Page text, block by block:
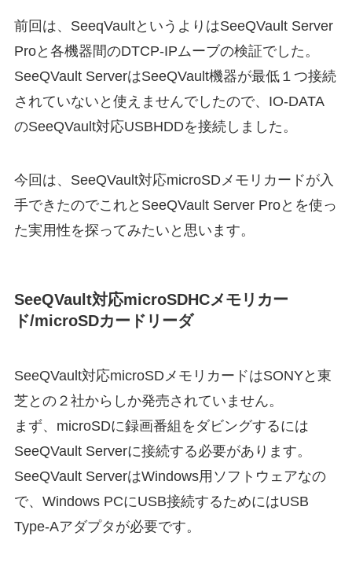
前回は、SeeqVaultというよりはSeeQVault Server
Proと各機器間のDTCP-IPムーブの検証でした。
SeeQVault ServerはSeeQVault機器が最低１つ接続
されていないと使えませんでしたので、IO-DATA
のSeeQVault対応USBHDDを接続しました。
今回は、SeeQVault対応microSDメモリカードが入
手できたのでこれとSeeQVault Server Proとを使っ
た実用性を探ってみたいと思います。
SeeQVault対応microSDHCメモリカー
ド/microSDカードリーダ
SeeQVault対応microSDメモリカードはSONYと東
芝との２社からしか発売されていません。
まず、microSDに録画番組をダビングするには
SeeQVault Serverに接続する必要があります。
SeeQVault ServerはWindows用ソフトウェアなの
で、Windows PCにUSB接続するためにはUSB
Type-Aアダプタが必要です。